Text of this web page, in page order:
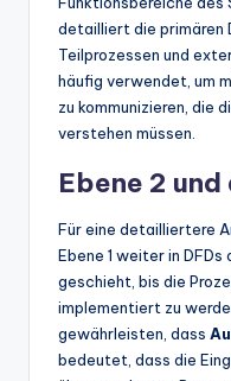
detailliert die primären
Teilprozessen und
häufig verwendet, um
zu kommunizieren, die
verstehen müssen.
Ebene 2
Für eine detailliertere
Ebene 1 weiter in
geschieht, bis die
implementiert zu
gewährleisten, dass
bedeutet, dass die